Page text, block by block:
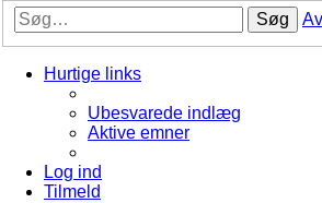
Søg
Hurtige links
Ubesvarede indlæg
Aktive emner
Log ind
Tilmeld